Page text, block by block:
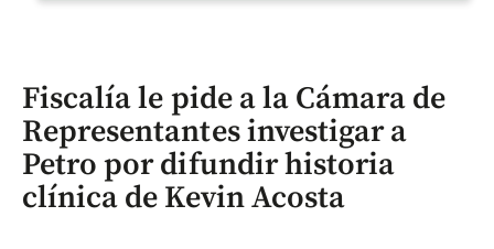
Fiscalía le pide a la Cámara de
Representantes investigar a
Petro por difundir historia
clínica de Kevin Acosta